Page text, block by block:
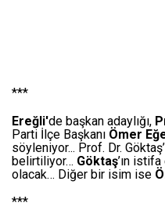
***
Ereğli'de başkan adaylığı,
Parti İlçe Başkanı Ömer
söyleniyor... Prof. Dr.
belirtiliyor… Göktaş’ın
olacak… Diğer bir isim ise
***